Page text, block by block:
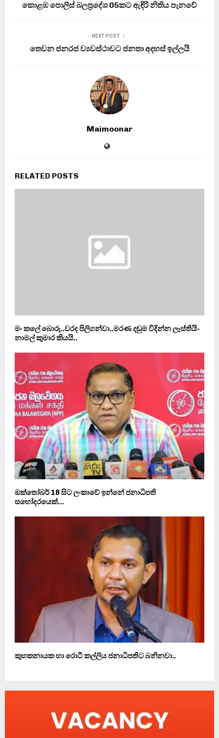
කොළඹ පොලිස් බලප්‍රදේශ 05කට ඇඳිරි නිතිය පැනවේ
NEXT POST
තෙවන ජනරජ ව්‍යවස්ථාවට ජනතා අදහස් ඉල්ලයි
Maimoonar
RELATED POSTS
මං කලේ බොරු..වරද පිලිගන්වා..මරණ දඬුම විදින්න ලෑස්තියි-
නාමල් කුමාර කියයි..
ඔක්තෝබර් 18 සිට ලංකාවේ ඉන්නේ ජනාධිපති
සහෝදරයෙක්…
කුහකනායක හා රොටී කල්ලිය ජනාධිපතිට බනිනවා..